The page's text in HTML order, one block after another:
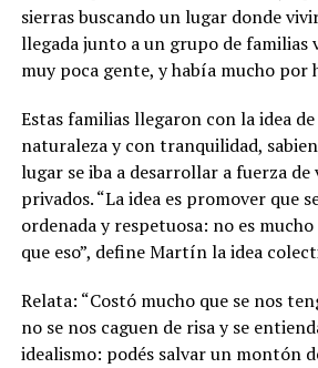
sierras buscando un lugar donde
llegada junto a un grupo de familias
muy poca gente, y había mucho por
Estas familias llegaron con la idea
naturaleza y con tranquilidad,
lugar se iba a desarrollar a fuerza
privados. “La idea es promover que
ordenada y respetuosa: no es
que eso”, define Martín la idea
Relata: “Costó mucho que se nos
no se nos caguen de risa y se
idealismo: podés salvar un montón